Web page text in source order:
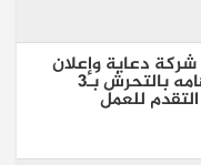
دعاية وإعلان
بالقاهرة لاتهامه بالتحرش بـ3
للعمل